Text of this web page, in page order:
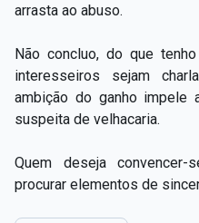
arrasta ao abuso.
Não concluo, do que
interesseiros sejam
ambição do ganho impele
suspeita de velhacaria.
Quem deseja
procurar elementos de